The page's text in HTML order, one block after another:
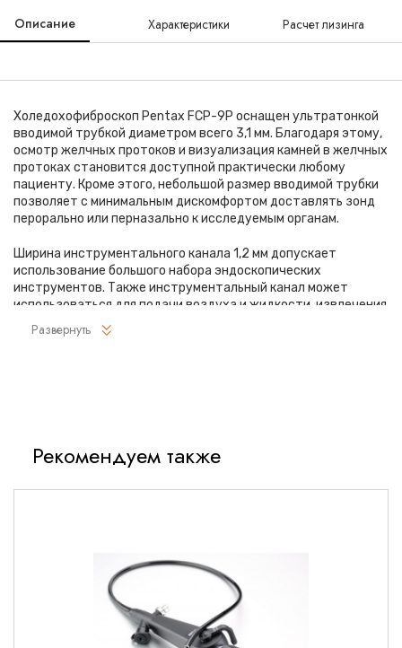
Описание Характеристики Расчет лизинга
Холедохофиброскоп Pentax FCP-9P оснащен ультратонкой
вводимой трубкой диаметром всего 3,1 мм. Благодаря этому,
осмотр желчных протоков и визуализация камней в желчных
протоках становится доступной практически любому
пациенту. Кроме этого, небольшой размер вводимой трубки
позволяет с минимальным дискомфортом доставлять зонд
перорально или перназально к исследуемым органам.
Ширина инструментального канала 1,2 мм допускает
использование большого набора эндоскопических
инструментов. Также инструментальный канал может
использоваться для подачи воздуха и жидкости, извлечения
мелких конкрементов из желчных и печеночных протоков.
параметров изображения осуществляется удобными
доступны непосредственно под пальцами.
Технические характеристики
Угол поля зрения: 90 градусов (вода) и 64 градусов
Развернуть
Рекомендуем также